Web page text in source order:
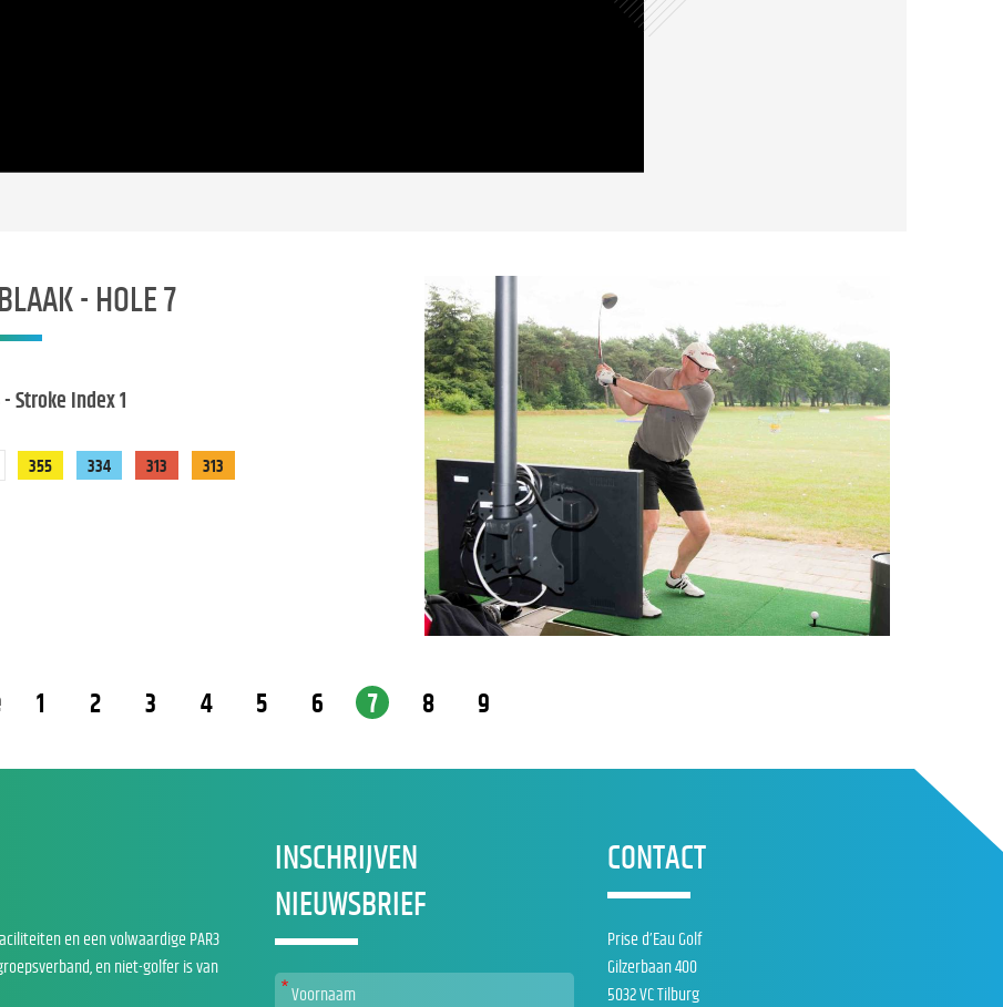
- HOLE 7
- Stroke Index 1
355 334 313 313
1 2 3 4 5 6 7 8 9
en een volwaardige PAR3
en niet-golfer is van
INSCHRIJVEN
NIEUWSBRIEF
CONTACT
Prise d’Eau Golf
Gilzerbaan 400
5032 VC Tilburg